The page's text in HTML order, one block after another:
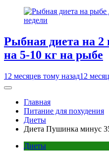
Рыбная диета на 2
на 5-10 кг на рыбе
12 месяцев тому назад12
Главная
Питание для похудения
Диеты
Диета Пушинка минус
Диеты